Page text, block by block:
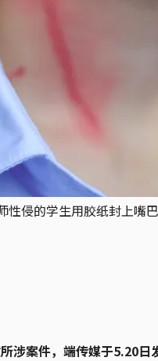
性侵的学生用胶纸封上
涉案件，端传媒于5.20日